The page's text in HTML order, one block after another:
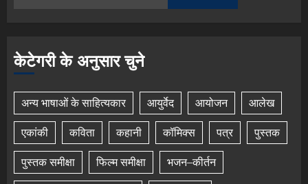
केटेगरी के अनुसार चुने
अन्य भाषाओं के साहित्यकार आयुर्वेद आयोजन
आलेख
एकांकी
कविता कहानी कॉमिक्स पत्र
पुस्तक
पुस्तक समीक्षा
फिल्म समीक्षा भजन–कीर्तन